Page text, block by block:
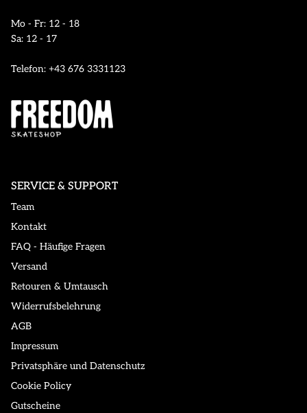
Mo - Fr: 12 - 18
Sa: 12 - 17
Telefon: +43 676 3331123
SERVICE & SUPPORT
Team
Kontakt
FAQ - Häufige Fragen
Versand
Retouren & Umtausch
Widerrufsbelehrung
AGB
Impressum
Privatsphäre und Datenschutz
Cookie Policy
Gutscheine